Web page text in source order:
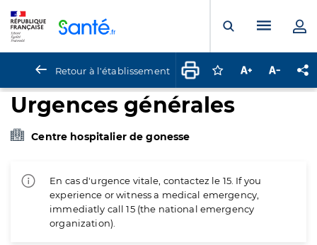
Ouvrir laMenu
Retour à l'établissement Connectez-vous
Augmenter la
Urgences générales
Centre hospitalier de gonesse
En cas d'urgence vitale, contactez le 15. If you
experience or witness a medical emergency,
immediatly call 15 (the national emergency
organization).